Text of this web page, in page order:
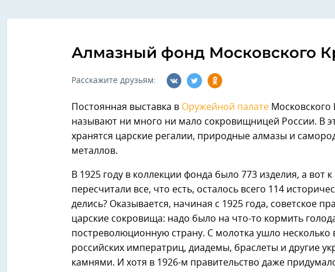
Алмазный фонд Московского
Расскажите друзьям:
Постоянная выставка в Оружейной палате
называют ни много ни мало сокровищницей России. В
хранятся царские регалии, природные алмазы и
металлов.
В 1925 году в коллекции фонда было 773 изделия, а вот к
пересчитали все, что есть, осталось всего 114
делись? Оказывается, начиная с 1925 года, советское
царские сокровища: надо было на что-то кормить
постреволюционную страну. С молотка ушло несколько
российских императриц, диадемы, браслеты и другие
камнями. И хотя в 1926-м правительство даже